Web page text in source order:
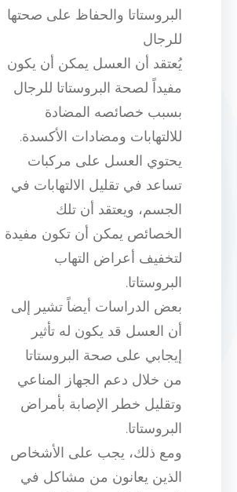
البروستاتا والحفاظ على صحتها
للرجال
يُعتقد أن العسل يمكن أن يكون
مفيداً لصحة البروستاتا للرجال
بسبب خصائصه المضادة
للالتهابات ومضادات الأكسدة.
يحتوي العسل على مركبات
تساعد في تقليل الالتهابات في
الجسم، ويعتقد أن تلك
الخصائص يمكن أن تكون مفيدة
لتخفيف أعراض التهاب
البروستاتا.
بعض الدراسات أيضاً تشير إلى
أن العسل قد يكون له تأثير
إيجابي على صحة البروستاتا
من خلال دعم الجهاز المناعي
وتقليل خطر الإصابة بأمراض
البروستاتا.
ومع ذلك، يجب على الأشخاص
الذين يعانون من مشاكل في